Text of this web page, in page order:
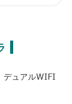
デュアルWIFI